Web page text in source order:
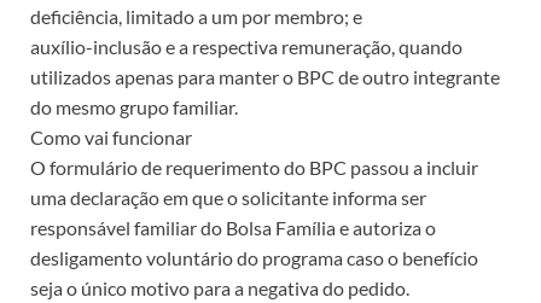
deficiência, limitado a um por membro; e
auxílio-inclusão e a respectiva remuneração, quando
utilizados apenas para manter o BPC de outro integrante
do mesmo grupo familiar.
Como vai funcionar
O formulário de requerimento do BPC passou a incluir
uma declaração em que o solicitante informa ser
responsável familiar do Bolsa Família e autoriza o
desligamento voluntário do programa caso o benefício
seja o único motivo para a negativa do pedido.